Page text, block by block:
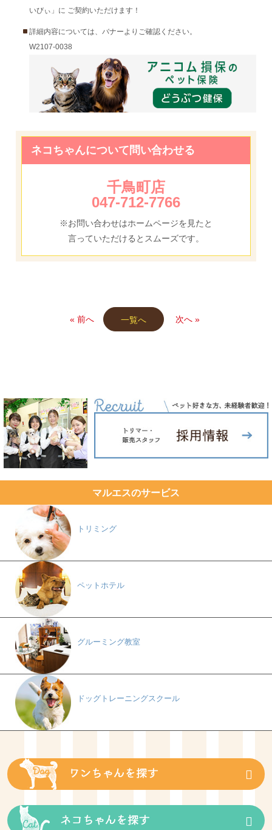
いびぃ」に ご契約いただけます！
詳細内容については、バナーよりご確認ください。
W2107-0038
ネコちゃんについて問い合わせる
千鳥町店
047-712-7766
※お問い合わせはホームページを見たと
言っていただけるとスムーズです。
« 前へ 一覧へ 次へ »
マルエスのサービス
トリミング
ペットホテル
グルーミング教室
ドッグトレーニングスクール